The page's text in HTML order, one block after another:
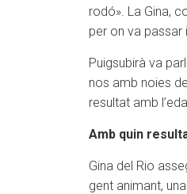
rodó». La Gina,
per on va passar
Puigsubirà va
nos amb noies
resultat amb
Amb quin
Gina del Rio
gent animant,